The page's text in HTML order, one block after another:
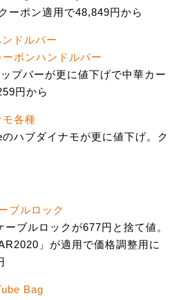
ーポン適用で48,849円から
ドルバー
ボンハンドルバー
プバーが更に値下げで中華カー
円から
各種
ハブダイナモが更に値下げ。ク
ブルロック
ブルロックが677円と捨て値。
」が適用で価格調整用に
Bag